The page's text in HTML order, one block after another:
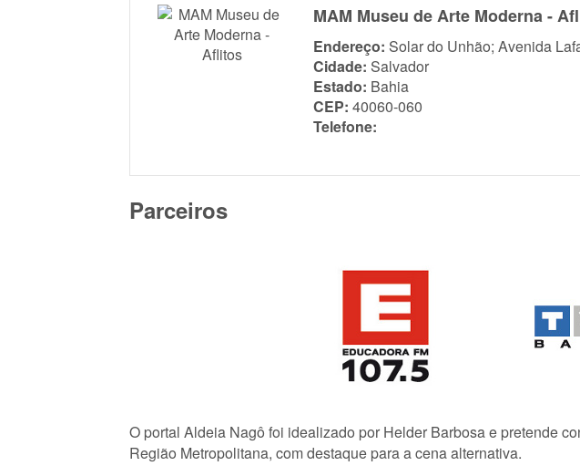
MAM Museu de Arte Moderna -
Endereço: Solar do Unhão; Avenida
Cidade: Salvador
Estado: Bahia
CEP: 40060-060
Telefone:
Parceiros
O portal Aldeia Nagô foi idealizado por Helder Barbosa e pretende
Região Metropolitana, com destaque para a cena alternativa.